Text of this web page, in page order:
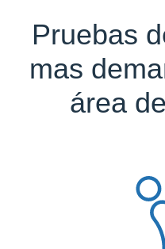
Pruebas
mas
área